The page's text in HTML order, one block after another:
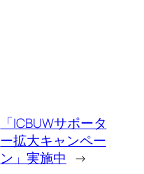
「ICBUWサポータ
ー拡大キャンペー
ン」実施中 →